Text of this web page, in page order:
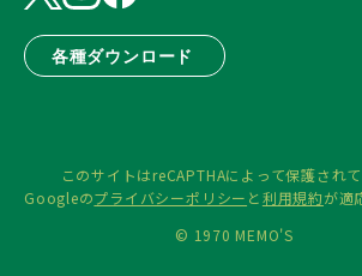
各種ダウンロード
このサイトはreCAPTHAによって保護されて
Googleのプライバシーポリシー と利用規約が適
© 1970 MEMO'S